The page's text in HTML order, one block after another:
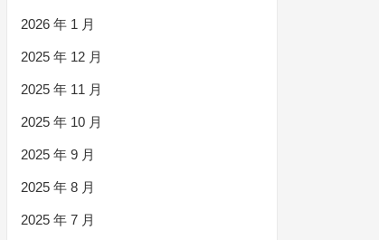
2026 年 1 月
2025 年 12 月
2025 年 11 月
2025 年 10 月
2025 年 9 月
2025 年 8 月
2025 年 7 月